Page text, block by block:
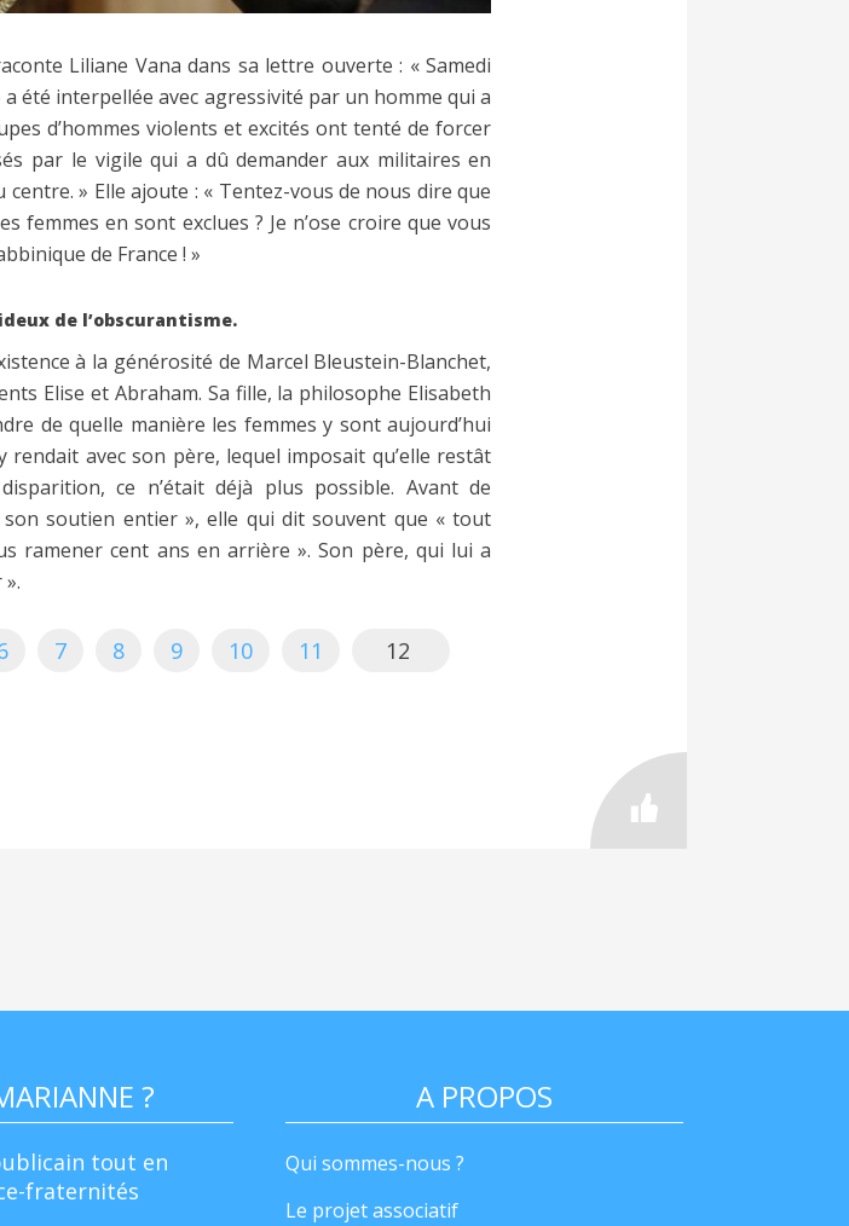
Liliane Vana dans sa lettre ouverte : « Samedi
été interpellée avec agressivité par un homme qui a
d’hommes violents et excités ont tenté de forcer
par le vigile qui a dû demander aux militaires en
» Elle ajoute : « Tentez-vous de nous dire que
femmes en sont exclues ? Je n’ose croire que vous
de France ! »
de l’obscurantisme.
à la générosité de Marcel Bleustein-Blanchet,
Elise et Abraham. Sa fille, la philosophe Elisabeth
de quelle manière les femmes y sont aujourd’hui
rendait avec son père, lequel imposait qu’elle restât
ce n’était déjà plus possible. Avant de
son soutien entier », elle qui dit souvent que « tout
ramener cent ans en arrière ». Son père, qui lui a
7 8 9 10 11
12
?
tout en
fraternités
A PROPOS
Qui sommes-nous ?
Le projet associatif